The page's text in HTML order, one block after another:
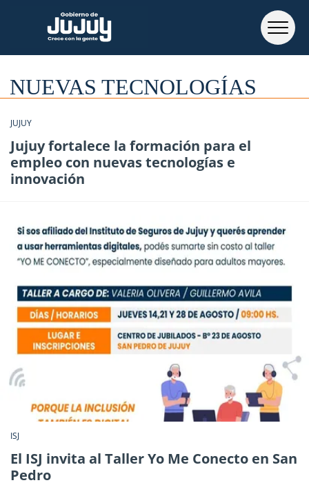
NUEVAS TECNOLOGÍAS
JUJUY
Jujuy fortalece la formación para el
empleo con nuevas tecnologías e
innovación
ISJ
El ISJ invita al Taller Yo Me Conecto en San
Pedro